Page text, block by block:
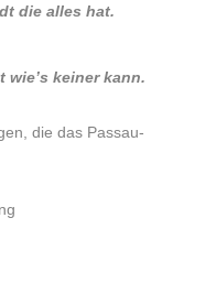
die alles hat.
wie’s keiner kann.
die das Passau-